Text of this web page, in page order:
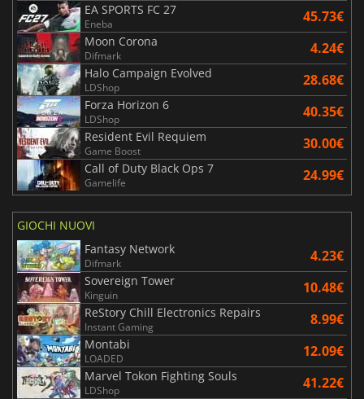
EA SPORTS FC 27
Eneba 45.73€
Moon Corona
Difmark 4.24€
Halo Campaign Evolved
LDShop 28.68€
Forza Horizon 6
LDShop 40.35€
Resident Evil Requiem
Game Boost 30.00€
Call of Duty Black Ops 7
Gamelife 24.99€
GIOCHI NUOVI
Fantasy Network
Difmark 4.23€
Sovereign Tower
Kinguin 10.48€
ReStory Chill Electronics Repairs
Instant Gaming 8.99€
Montabi
LOADED 12.09€
Marvel Tokon Fighting Souls
LDShop 41.22€